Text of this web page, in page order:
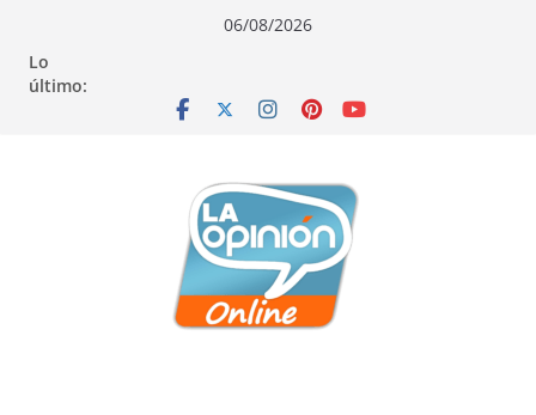
contenido
navegación
contenido
06/08/2026
Lo
último: